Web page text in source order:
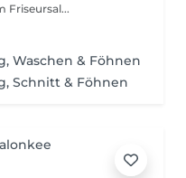
Friseursal...
Waschen & Föhnen
Schnitt & Föhnen